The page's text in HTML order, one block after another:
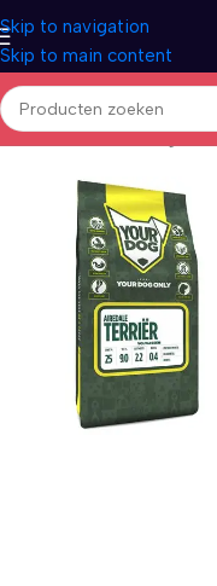
Skip to navigation
Skip to main content
Home/Honden/Droogvoer